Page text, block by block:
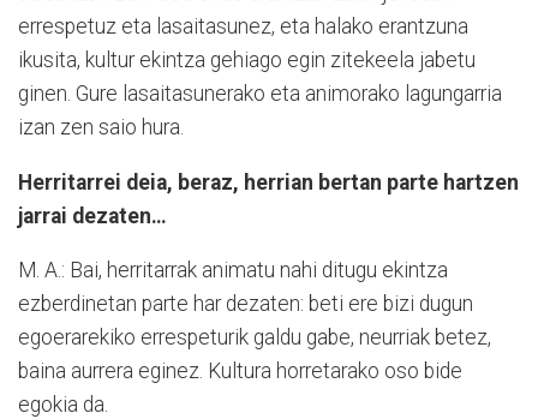
errespetuz eta lasaitasunez, eta halako erantzuna
ikusita, kultur ekintza gehiago egin zitekeela jabetu
ginen. Gure lasaitasunerako eta animorako lagungarria
izan zen saio hura.
Herritarrei deia, beraz, herrian bertan parte hartzen
jarrai dezaten…
M. A.: Bai, herritarrak animatu nahi ditugu ekintza
ezberdinetan parte har dezaten: beti ere bizi dugun
egoerarekiko errespeturik galdu gabe, neurriak betez,
baina aurrera eginez. Kultura horretarako oso bide
egokia da.